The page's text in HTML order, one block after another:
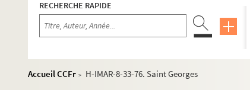
RECHERCHE RAPIDE
Accueil CCFr >
H-IMAR-8-33-76. Saint Georges
H-IMAR-8-30-53. Saint Georges
H-IMAR-8-31-54. Saint Georges